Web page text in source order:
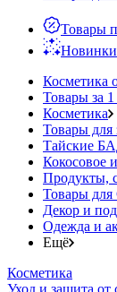
Товары
Новинки
Косметика
Товары за 1
Косметика
Товары для
Тайские
Кокосовое
Продукты,
Товары
Декор и
Одежда и
Ещё
Косметика
Уход и защита от